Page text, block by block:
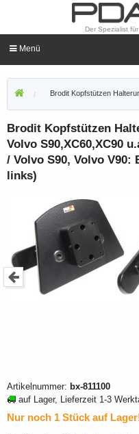
Der Spezialist
Menü
Brodit Kopfstützen
Brodit Kopfstützen
Volvo S90,XC60,XC90
/ Volvo S90, Volvo V90:
links)
Artikelnummer: bx-811100
auf Lager, Lieferzeit 1-3
Nur noch 1 Stück auf